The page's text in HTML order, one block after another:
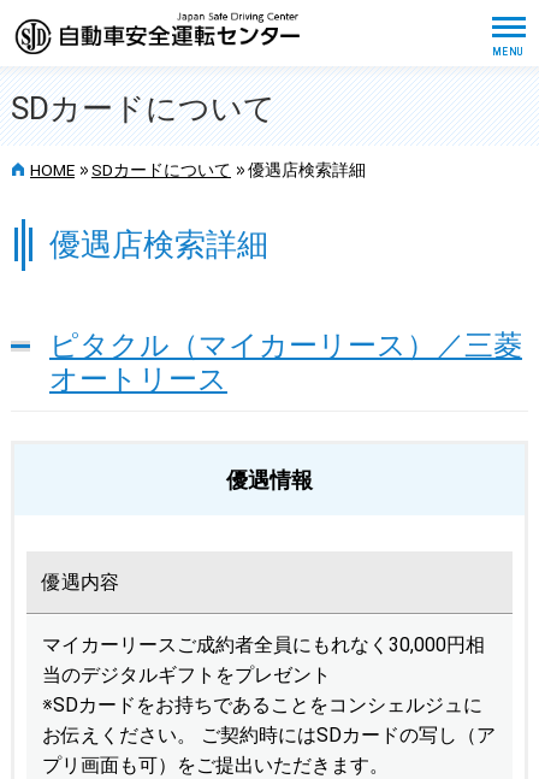
SDカードについて
HOME >> SDカードについて >> 優遇店検索詳細
優遇店検索詳細
ピタクル（マイカーリース）／三菱
オートリース
優遇情報
優遇内容
マイカーリースご成約者全員にもれなく30,000円相
当のデジタルギフトをプレゼント
※SDカードをお持ちであることをコンシェルジュに
お伝えください。 ご契約時にはSDカードの写し（ア
プリ画面も可）をご提出いただきます。